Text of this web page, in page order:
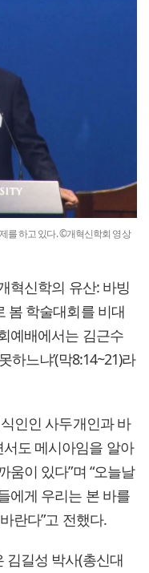
를 하고 있다. ©개혁신학회 영상
혁신학의 유산: 바빙
봄 학술대회를 비대
예배에서는 김근수
하느냐’(막8:14~21)라
인인 사두개인과 바
도 메시아임을 알아
움이 있다”며 “오늘날
에게 우리는 본 바를
란다”고 전했다.
김길성 박사(총신대